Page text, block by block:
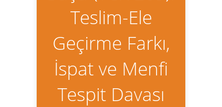
Teslim-Ele
Geçirme Farkı,
İspat ve Menfi
Tespit Davası